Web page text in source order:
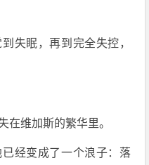
失眠，再到完全失控，
在维加斯的繁华里。
经变成了一个浪子：落